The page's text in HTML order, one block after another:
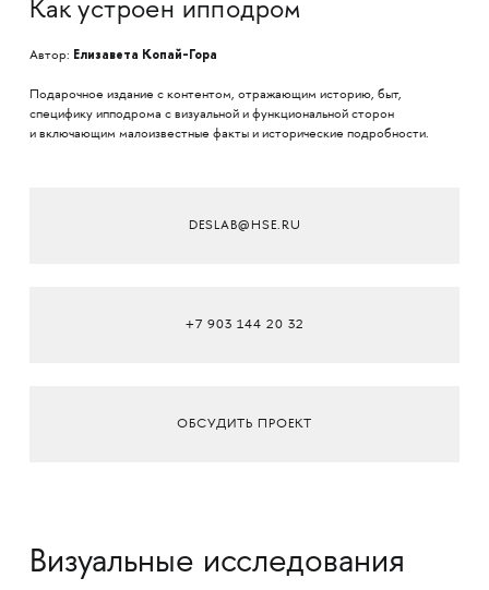
Как устроен ипподром
Автор: Елизавета Копай-Гора
Подарочное издание с контентом, отражающим историю, быт,
специфику ипподрома с визуальной и функциональной сторон
и включающим малоизвестные факты и исторические подробности.
DESLAB@HSE.RU
+7 903 144 20 32
ОБСУДИТЬ ПРОЕКТ
Визуальные исследования